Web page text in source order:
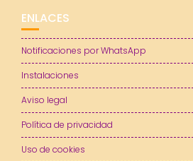
ENLACES
Notificaciones por WhatsApp
Instalaciones
Aviso legal
Política de privacidad
Uso de cookies